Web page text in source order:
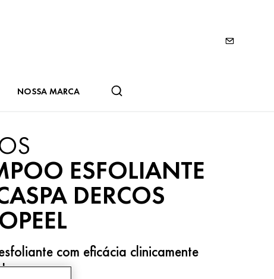
NOSSA MARCA
ESFOLIANTE
DERCOS
com eficácia clinicamente